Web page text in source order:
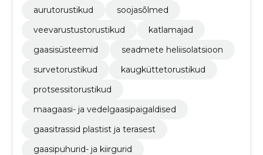
aurutorustikud
soojasõlmed
veevarustustorustikud
katlamajad
gaasisüsteemid
seadmete heliisolatsioon
survetorustikud
kaugküttetorustikud
protsessitorustikud
maagaasi- ja vedelgaasipaigaldised
gaasitrassid plastist ja terasest
gaasipuhurid- ja kiirgurid